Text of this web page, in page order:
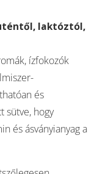
laktóztól,
ízfokozók
és
sütve, hogy
és ásványianyag a